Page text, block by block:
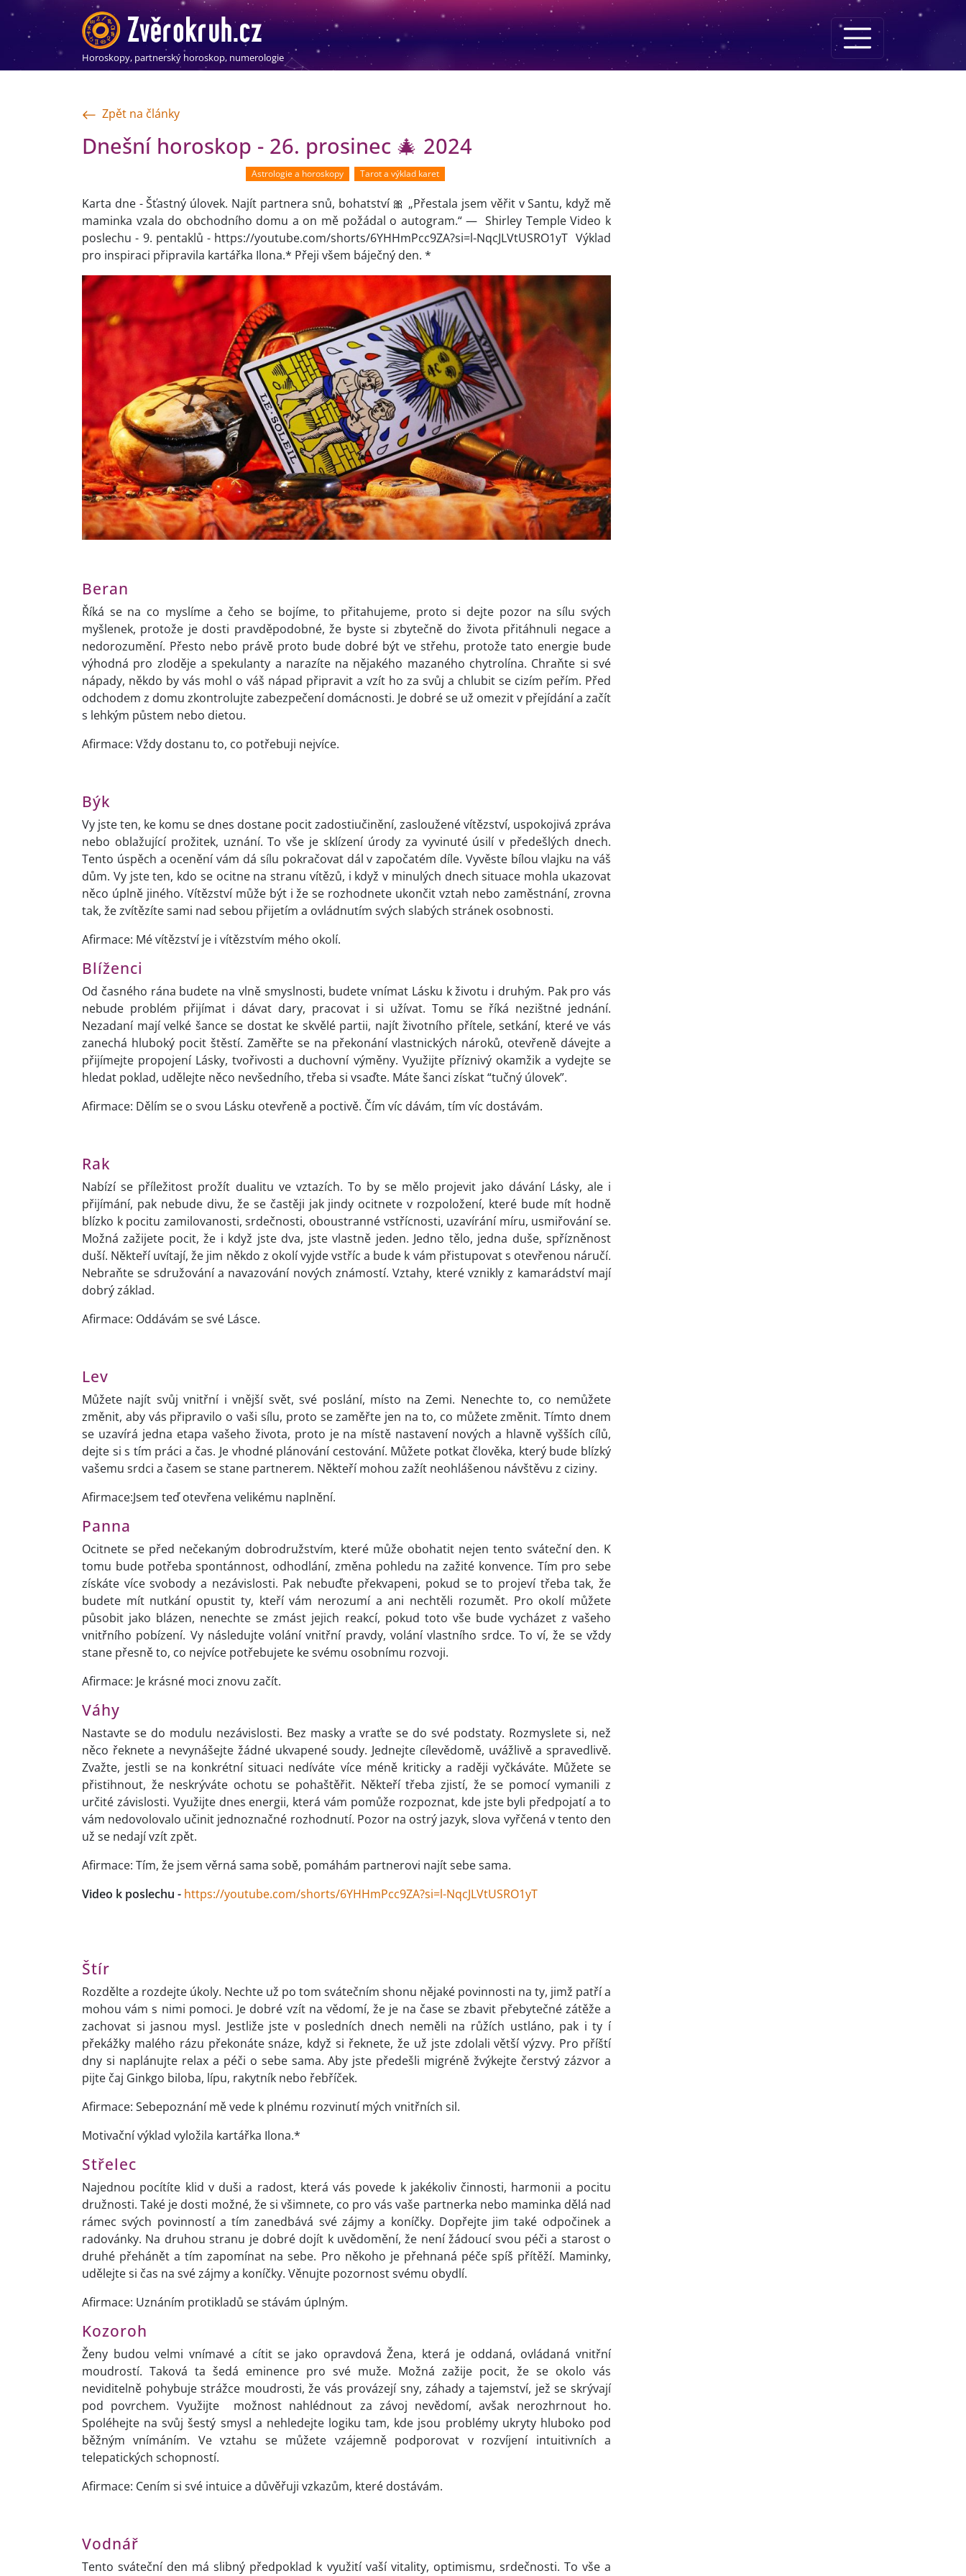
Horoskopy, partnerský horoskop, numerologie
Zpět na články
Dnešní horoskop - 26. prosinec 🎄 2024
Astrologie a horoskopy Tarot a výklad karet
Karta dne - Šťastný úlovek. Najít partnera snů, bohatství 🎀 „Přestala jsem věřit v Santu, když mě
maminka vzala do obchodního domu a on mě požádal o autogram.“ — Shirley Temple Video k
poslechu - 9. pentaklů - https://youtube.com/shorts/6YHHmPcc9ZA?si=l-NqcJLVtUSRO1yT Výklad
pro inspiraci připravila kartářka Ilona.* Přeji všem báječný den. *
Beran
Říká se na co myslíme a čeho se bojíme, to přitahujeme, proto si dejte pozor na sílu svých
myšlenek, protože je dosti pravděpodobné, že byste si zbytečně do života přitáhnuli negace a
nedorozumění. Přesto nebo právě proto bude dobré být ve střehu, protože tato energie bude
výhodná pro zloděje a spekulanty a narazíte na nějakého mazaného chytrolína. Chraňte si své
nápady, někdo by vás mohl o váš nápad připravit a vzít ho za svůj a chlubit se cizím peřím. Před
odchodem z domu zkontrolujte zabezpečení domácnosti. Je dobré se už omezit v přejídání a začít
s lehkým půstem nebo dietou.
Afirmace: Vždy dostanu to, co potřebuji nejvíce.
Býk
Vy jste ten, ke komu se dnes dostane pocit zadostiučinění, zasloužené vítězství, uspokojivá zpráva
nebo oblažující prožitek, uznání. To vše je sklízení úrody za vyvinuté úsilí v předešlých dnech.
Tento úspěch a ocenění vám dá sílu pokračovat dál v započatém díle. Vyvěste bílou vlajku na váš
dům. Vy jste ten, kdo se ocitne na stranu vítězů, i když v minulých dnech situace mohla ukazovat
něco úplně jiného. Vítězství může být i že se rozhodnete ukončit vztah nebo zaměstnání, zrovna
tak, že zvítězíte sami nad sebou přijetím a ovládnutím svých slabých stránek osobnosti.
Afirmace: Mé vítězství je i vítězstvím mého okolí.
Blíženci
Od časného rána budete na vlně smyslnosti, budete vnímat Lásku k životu i druhým. Pak pro vás
nebude problém přijímat i dávat dary, pracovat i si užívat. Tomu se říká nezištné jednání.
Nezadaní mají velké šance se dostat ke skvělé partii, najít životního přítele, setkání, které ve vás
zanechá hluboký pocit štěstí. Zaměřte se na překonání vlastnických nároků, otevřeně dávejte a
přijímejte propojení Lásky, tvořivosti a duchovní výměny. Využijte příznivý okamžik a vydejte se
hledat poklad, udělejte něco nevšedního, třeba si vsaďte. Máte šanci získat “tučný úlovek”.
Afirmace: Dělím se o svou Lásku otevřeně a poctivě. Čím víc dávám, tím víc dostávám.
Rak
Nabízí se příležitost prožít dualitu ve vztazích. To by se mělo projevit jako dávání Lásky, ale i
přijímání, pak nebude divu, že se častěji jak jindy ocitnete v rozpoložení, které bude mít hodně
blízko k pocitu zamilovanosti, srdečnosti, oboustranné vstřícnosti, uzavírání míru, usmiřování se.
Možná zažijete pocit, že i když jste dva, jste vlastně jeden. Jedno tělo, jedna duše, spřízněnost
duší. Někteří uvítají, že jim někdo z okolí vyjde vstříc a bude k vám přistupovat s otevřenou náručí.
Nebraňte se sdružování a navazování nových známostí. Vztahy, které vznikly z kamarádství mají
dobrý základ.
Afirmace: Oddávám se své Lásce.
Lev
Můžete najít svůj vnitřní i vnější svět, své poslání, místo na Zemi. Nenechte to, co nemůžete
změnit, aby vás připravilo o vaši sílu, proto se zaměřte jen na to, co můžete změnit. Tímto dnem
se uzavírá jedna etapa vašeho života, proto je na místě nastavení nových a hlavně vyšších cílů,
dejte si s tím práci a čas. Je vhodné plánování cestování. Můžete potkat člověka, který bude blízký
vašemu srdci a časem se stane partnerem. Někteří mohou zažít neohlášenou návštěvu z ciziny.
Afirmace:Jsem teď otevřena velikému naplnění.
Panna
Ocitnete se před nečekaným dobrodružstvím, které může obohatit nejen tento sváteční den. K
tomu bude potřeba spontánnost, odhodlání, změna pohledu na zažité konvence. Tím pro sebe
získáte více svobody a nezávislosti. Pak nebuďte překvapeni, pokud se to projeví třeba tak, že
budete mít nutkání opustit ty, kteří vám nerozumí a ani nechtěli rozumět. Pro okolí můžete
působit jako blázen, nenechte se zmást jejich reakcí, pokud toto vše bude vycházet z vašeho
vnitřního pobízení. Vy následujte volání vnitřní pravdy, volání vlastního srdce. To ví, že se vždy
stane přesně to, co nejvíce potřebujete ke svému osobnímu rozvoji.
Afirmace: Je krásné moci znovu začít.
Váhy
Nastavte se do modulu nezávislosti. Bez masky a vraťte se do své podstaty. Rozmyslete si, než
něco řeknete a nevynášejte žádné ukvapené soudy. Jednejte cílevědomě, uvážlivě a spravedlivě.
Zvažte, jestli se na konkrétní situaci nedíváte více méně kriticky a raději vyčkáváte. Můžete se
přistihnout, že neskrýváte ochotu se pohaštěřit. Někteří třeba zjistí, že se pomocí vymanili z
určité závislosti. Využijte dnes energii, která vám pomůže rozpoznat, kde jste byli předpojatí a to
vám nedovolovalo učinit jednoznačné rozhodnutí. Pozor na ostrý jazyk, slova vyřčená v tento den
už se nedají vzít zpět.
Afirmace: Tím, že jsem věrná sama sobě, pomáhám partnerovi najít sebe sama.
Video k poslechu - https://youtube.com/shorts/6YHHmPcc9ZA?si=l-NqcJLVtUSRO1yT
Štír
Rozdělte a rozdejte úkoly. Nechte už po tom svátečním shonu nějaké povinnosti na ty, jimž patří a
mohou vám s nimi pomoci. Je dobré vzít na vědomí, že je na čase se zbavit přebytečné zátěže a
zachovat si jasnou mysl. Jestliže jste v posledních dnech neměli na růžích ustláno, pak i ty í
překážky malého rázu překonáte snáze, když si řeknete, že už jste zdolali větší výzvy. Pro příští
dny si naplánujte relax a péči o sebe sama. Aby jste předešli migréně žvýkejte čerstvý zázvor a
pijte čaj Ginkgo biloba, lípu, rakytník nebo řebříček.
Afirmace: Sebepoznání mě vede k plnému rozvinutí mých vnitřních sil.
Motivační výklad vyložila kartářka Ilona.*
Střelec
Najednou pocítíte klid v duši a radost, která vás povede k jakékoliv činnosti, harmonii a pocitu
družnosti. Také je dosti možné, že si všimnete, co pro vás vaše partnerka nebo maminka dělá nad
rámec svých povinností a tím zanedbává své zájmy a koníčky. Dopřejte jim také odpočinek a
radovánky. Na druhou stranu je dobré dojít k uvědomění, že není žádoucí svou péči a starost o
druhé přehánět a tím zapomínat na sebe. Pro někoho je přehnaná péče spíš přítěží. Maminky,
udělejte si čas na své zájmy a koníčky. Věnujte pozornost svému obydlí.
Afirmace: Uznáním protikladů se stávám úplným.
Kozoroh
Ženy budou velmi vnímavé a cítit se jako opravdová Žena, která je oddaná, ovládaná vnitřní
moudrostí. Taková ta šedá eminence pro své muže. Možná zažije pocit, že se okolo vás
neviditelně pohybuje strážce moudrosti, že vás provázejí sny, záhady a tajemství, jež se skrývají
pod povrchem. Využijte možnost nahlédnout za závoj nevědomí, avšak nerozhrnout ho.
Spoléhejte na svůj šestý smysl a nehledejte logiku tam, kde jsou problémy ukryty hluboko pod
běžným vnímáním. Ve vztahu se můžete vzájemně podporovat v rozvíjení intuitivních a
telepatických schopností.
Afirmace: Cením si své intuice a důvěřuji vzkazům, které dostávám.
Vodnář
Tento sváteční den má slibný předpoklad k využití vaší vitality, optimismu, srdečnosti. To vše a